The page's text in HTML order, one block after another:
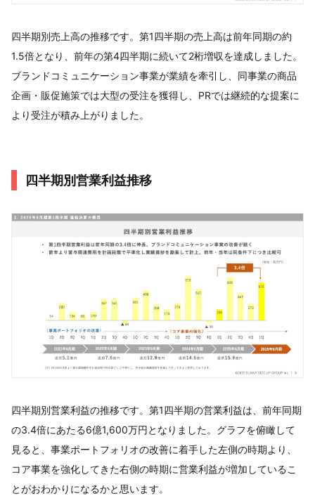
四半期別売上高の推移です。第1四半期の売上高は前年同期の約
1.5倍となり、前年の第4四半期に続いて2桁増収を達成しました。
ブランドコミュニケーション事業が業績を牽引し、同事業の商品
企画・販促施策では大型の受注を獲得し、PRでは継続的な提案に
より受注が積み上がりました。
四半期別営業利益推移
四半期別営業利益の推移です。第1四半期の営業利益は、前年同期
の3.4倍にあたる6億1,600万円となりました。グラフを俯瞰して
見ると、事業ポートフォリオの改善に着手した左側の時期より、
コア事業を強化してきた右側の時期に営業利益が増加しているこ
とがおわかりになるかと思います。